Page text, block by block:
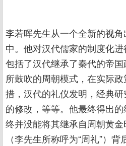
李若晖先生从一个全新的视
中。他对汉代儒家的制度化
包括了汉代继承了秦代的帝
所鼓吹的周朝模式，在实际
措，汉代的礼仪发明，经典
的修改，等等。他最终得出
终并没能将其继承自周朝黄
（李先生所称呼为“周礼”）